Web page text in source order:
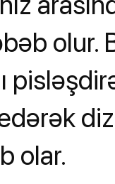
olur.
olar.